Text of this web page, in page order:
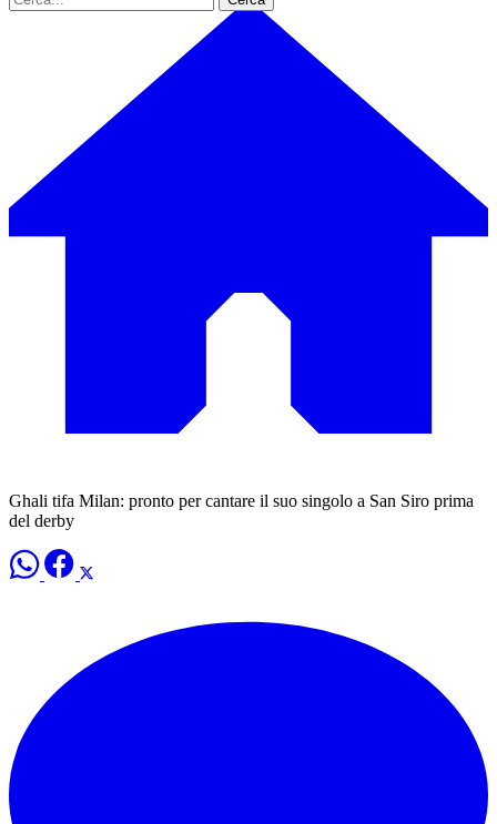
Ghali tifa Milan: pronto per cantare il suo singolo a San Siro prima
del derby